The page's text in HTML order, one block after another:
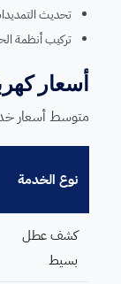
تحديث
تركيب أنظمة
أسعار
متوسط أسعار
نوع الخدمة
كشف عطل
بسيط